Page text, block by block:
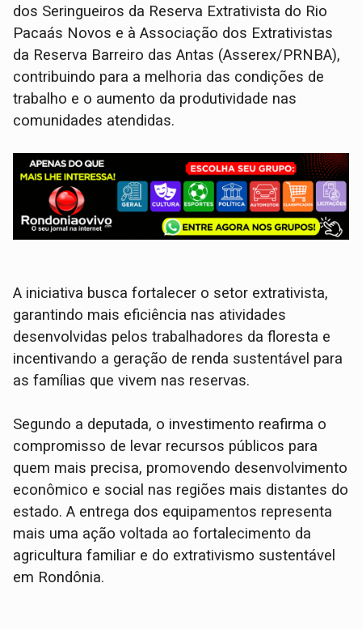
dos Seringueiros da Reserva Extrativista do Rio
Pacaás Novos e à Associação dos Extrativistas
da Reserva Barreiro das Antas (Asserex/PRNBA),
contribuindo para a melhoria das condições de
trabalho e o aumento da produtividade nas
comunidades atendidas.
A iniciativa busca fortalecer o setor extrativista,
garantindo mais eficiência nas atividades
desenvolvidas pelos trabalhadores da floresta e
incentivando a geração de renda sustentável para
as famílias que vivem nas reservas.
Segundo a deputada, o investimento reafirma o
compromisso de levar recursos públicos para
quem mais precisa, promovendo desenvolvimento
econômico e social nas regiões mais distantes do
estado. A entrega dos equipamentos representa
mais uma ação voltada ao fortalecimento da
agricultura familiar e do extrativismo sustentável
em Rondônia.